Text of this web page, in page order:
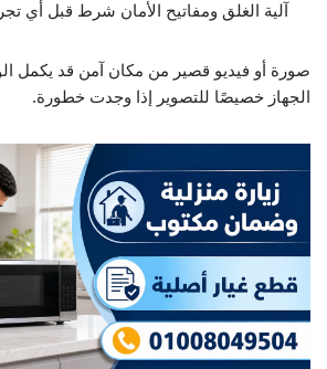
آلية الغلق ومفاتيح الأمان شرط قبل أي
صورة أو فيديو قصير من مكان آمن قد يكمل
الجهاز خصيصًا للتصوير إذا وجدت خطورة.